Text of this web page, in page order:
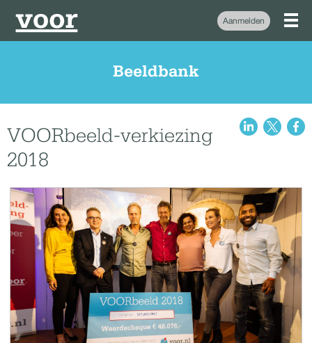
Aanmelden
Beeldbank
VOORbeeld-verkiezing
2018